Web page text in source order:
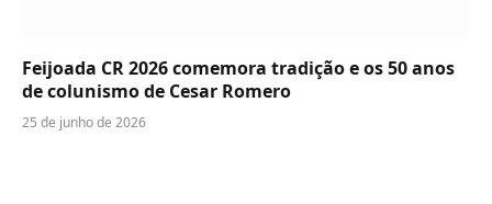
Feijoada CR 2026 comemora tradição e os 50 anos
de colunismo de Cesar Romero
25 de junho de 2026